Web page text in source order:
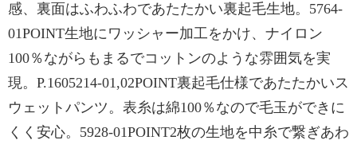
感、裏面はふわふわであたたかい裏起毛生地。5764-
01POINT生地にワッシャー加工をかけ、ナイロン
100％ながらもまるでコットンのような雰囲気を実
現。P.1605214-01,02POINT裏起毛仕様であたたかいス
ウェットパンツ。表糸は綿100％なので毛玉ができに
くく安心。5928-01POINT2枚の生地を中糸で繋ぎあわ